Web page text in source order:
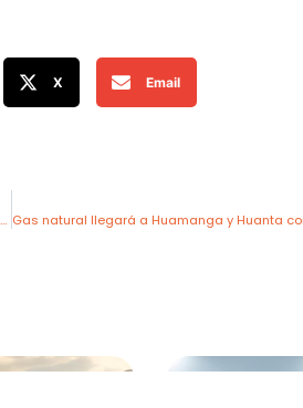
X Email
Nativo Resources completa muestreo subterráneo y reactiva la mina Bonanza